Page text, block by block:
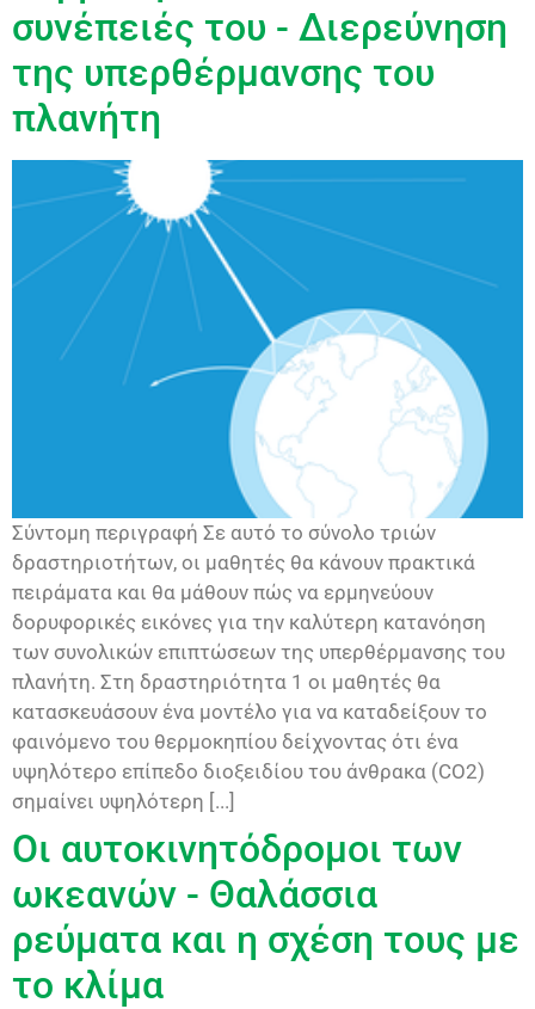
συνέπειές του - Διερεύνηση
της υπερθέρμανσης του
πλανήτη
Σύντομη περιγραφή Σε αυτό το σύνολο τριών
δραστηριοτήτων, οι μαθητές θα κάνουν πρακτικά
πειράματα και θα μάθουν πώς να ερμηνεύουν
δορυφορικές εικόνες για την καλύτερη κατανόηση
των συνολικών επιπτώσεων της υπερθέρμανσης του
πλανήτη. Στη δραστηριότητα 1 οι μαθητές θα
κατασκευάσουν ένα μοντέλο για να καταδείξουν το
φαινόμενο του θερμοκηπίου δείχνοντας ότι ένα
υψηλότερο επίπεδο διοξειδίου του άνθρακα (CO2)
σημαίνει υψηλότερη [...]
Οι αυτοκινητόδρομοι των
ωκεανών - Θαλάσσια
ρεύματα και η σχέση τους με
το κλίμα